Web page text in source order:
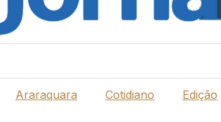
Araraquara Cotidiano Edição